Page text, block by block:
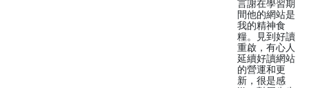
言謝在學習期
間他的網站是
我的精神食
糧。見到好讀
重啟，有心人
延續好讀網站
的營運和更
新，很是感